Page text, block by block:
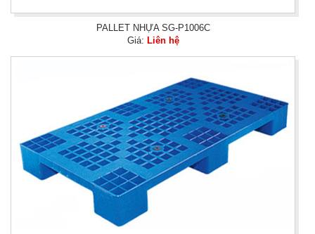
PALLET NHỰA SG-P1006C
Giá: Liên hệ